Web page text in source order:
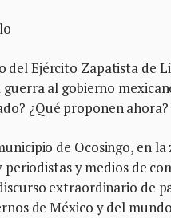
del Ejército Zapatista de
al gobierno
¿Qué proponen ahora?
de Ocosingo, en la
periodistas y medios de
extraordinario de
de México y del